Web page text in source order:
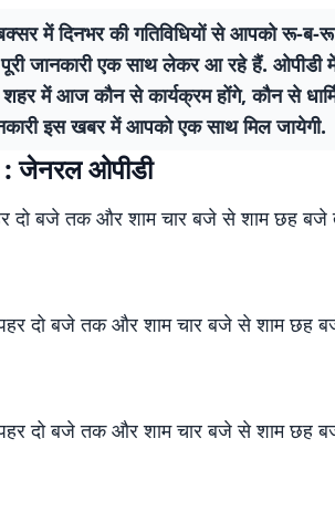
में दिनभर की गतिविधियों से आपको रू-
जानकारी एक साथ लेकर आ रहे हैं. ओपीडी
शहर में आज कौन से कार्यक्रम होंगे, कौन से
इस खबर में आपको एक साथ मिल जायेगी.
ओपीडी
दो बजे तक और शाम चार बजे से शाम छह
दो बजे तक और शाम चार बजे से शाम छह
दो बजे तक और शाम चार बजे से शाम छह